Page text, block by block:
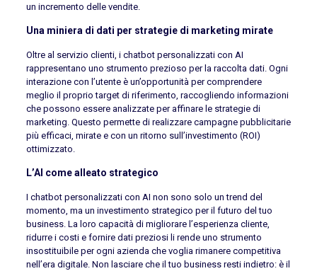
un incremento delle vendite.
Una miniera di dati per strategie di marketing mirate
Oltre al servizio clienti, i chatbot personalizzati con AI
rappresentano uno strumento prezioso per la raccolta dati. Ogni
interazione con l’utente è un’opportunità per comprendere
meglio il proprio target di riferimento, raccogliendo informazioni
che possono essere analizzate per affinare le strategie di
marketing. Questo permette di realizzare campagne pubblicitarie
più efficaci, mirate e con un ritorno sull’investimento (ROI)
ottimizzato.
L’AI come alleato strategico
I chatbot personalizzati con AI non sono solo un trend del
momento, ma un investimento strategico per il futuro del tuo
business. La loro capacità di migliorare l’esperienza cliente,
ridurre i costi e fornire dati preziosi li rende uno strumento
insostituibile per ogni azienda che voglia rimanere competitiva
nell’era digitale. Non lasciare che il tuo business resti indietro: è il